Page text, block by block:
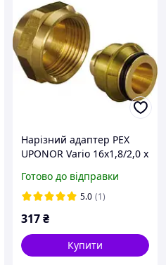
Нарізний адаптер РЕХ
UPONOR Vario 16х1,8/2,0 х
Готово до відправки
5.0 (1)
317₴
Купити